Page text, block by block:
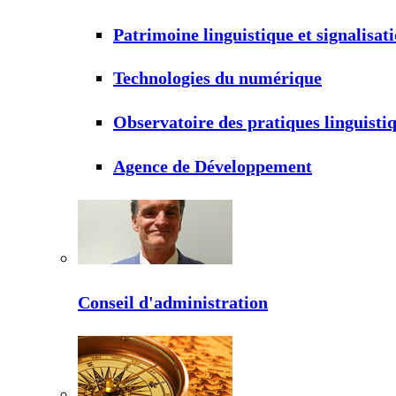
Patrimoine linguistique et
Technologies du numérique
Observatoire des pratiques
Agence de Développement
Conseil d'administration